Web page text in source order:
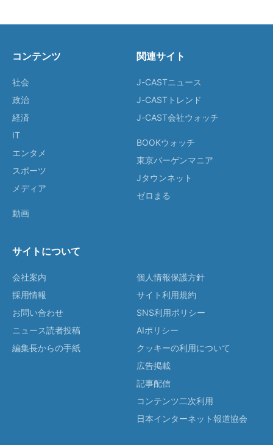
コンテンツ
社会
政治
経済
IT
エンタメ
スポーツ
メディア
動画
関連サイト
J-CASTニュース
J-CASTトレンド
J-CAST会社ウォッチ
BOOKウォッチ
東京バーゲンマニア
Jタウンネット
ゼロまる
サイトについて
会社案内
採用情報
お問い合わせ
ニュース読者投稿
編集長からの手紙
個人情報保護方針
サイト利用規約
SNS利用ポリシー
AIポリシー
クッキーの利用について
広告掲載
記事配信
コンテンツ二次利用
日本インターネット報道協会